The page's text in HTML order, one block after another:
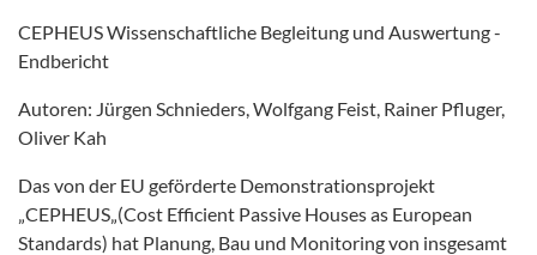
CEPHEUS Wissenschaftliche Begleitung und Auswertung -
Endbericht
Autoren: Jürgen Schnieders, Wolfgang Feist, Rainer Pfluger,
Oliver Kah
Das von der EU geförderte Demonstrationsprojekt
„CEPHEUS„(Cost Efficient Passive Houses as European
Standards) hat Planung, Bau und Monitoring von insgesamt